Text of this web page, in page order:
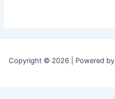
Copyright © 2026 | Powered by